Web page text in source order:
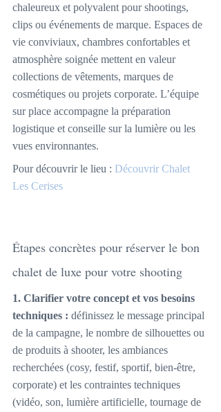
chaleureux et polyvalent pour shootings,
clips ou événements de marque. Espaces de
vie conviviaux, chambres confortables et
atmosphère soignée mettent en valeur
collections de vêtements, marques de
cosmétiques ou projets corporate. L’équipe
sur place accompagne la préparation
logistique et conseille sur la lumière ou les
vues environnantes.
Pour découvrir le lieu : Découvrir Chalet
Les Cerises
Étapes concrètes pour réserver le bon
chalet de luxe pour votre shooting
1. Clarifier votre concept et vos besoins
techniques : définissez le message principal
de la campagne, le nombre de silhouettes ou
de produits à shooter, les ambiances
recherchées (cosy, festif, sportif, bien-être,
corporate) et les contraintes techniques
(vidéo, son, lumière artificielle, tournage de